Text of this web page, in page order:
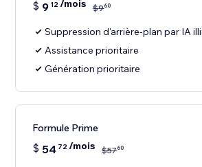
$ 9 12/mois $960
Suppression d'arrière-plan par IA
Assistance prioritaire
Génération prioritaire
Formule Prime
$ 54 72/mois $5760